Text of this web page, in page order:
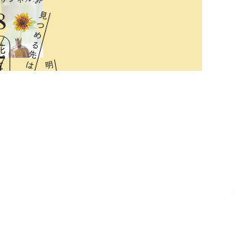
見
つ
め
る
先
は
明
み